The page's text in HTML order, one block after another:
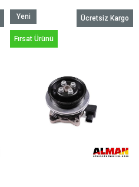
Ücretsiz Kargo
Yeni
Ürün
Fırsat Ürünü